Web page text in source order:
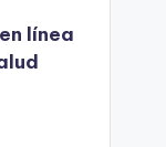
línea